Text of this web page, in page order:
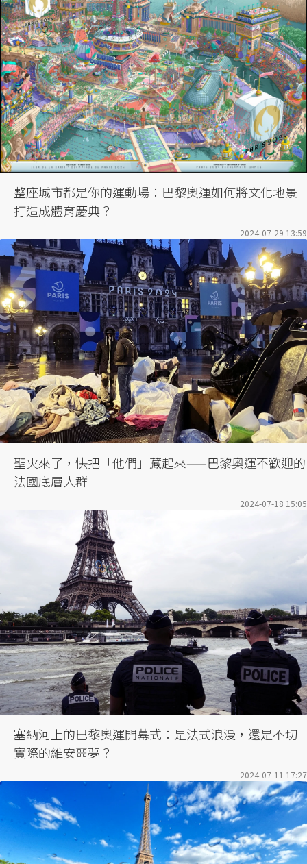
整座城市都是你的運動場：巴黎奧運如何將文化地景
打造成體育慶典？
2024-07-29 13:59
聖火來了，快把「他們」藏起來——巴黎奧運不歡迎的
法國底層人群
2024-07-18 15:05
塞納河上的巴黎奧運開幕式：是法式浪漫，還是不切
實際的維安噩夢？
2024-07-11 17:27